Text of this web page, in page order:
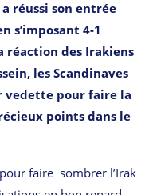
réussi son entrée
s’imposant 4-1
réaction des Irakiens
les Scandinaves
vedette pour faire la
points dans le
faire sombrer l’Irak